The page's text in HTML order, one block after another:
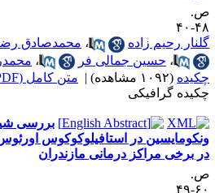
۴۰
رحیم زاده
،محمدصادق
،حسین جمالی فر ،
(۱۰۹۲ مشاهده) | متن کامل (PDF)
گرافیکی
بررسی
در استافیلوکوکوس اورئوس
برخی مراکز درمانی مازندران
۴۹